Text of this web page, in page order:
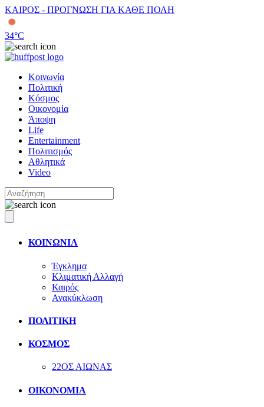
ΚΑΙΡΟΣ - ΠΡΟΓΝΩΣΗ ΓΙΑ ΚΑΘΕ ΠΟΛΗ
34°C
Κοινωνία
Πολιτική
Κόσμος
Οικονομία
Άποψη
Life
Entertainment
Πολιτισμός
Αθλητικά
Video
ΚΟΙΝΩΝΙΑ
Έγκλημα
Κλιματική Αλλαγή
Καιρός
Ανακύκλωση
ΠΟΛΙΤΙΚΗ
ΚΟΣΜΟΣ
22ΟΣ ΑΙΩΝΑΣ
ΟΙΚΟΝΟΜΙΑ